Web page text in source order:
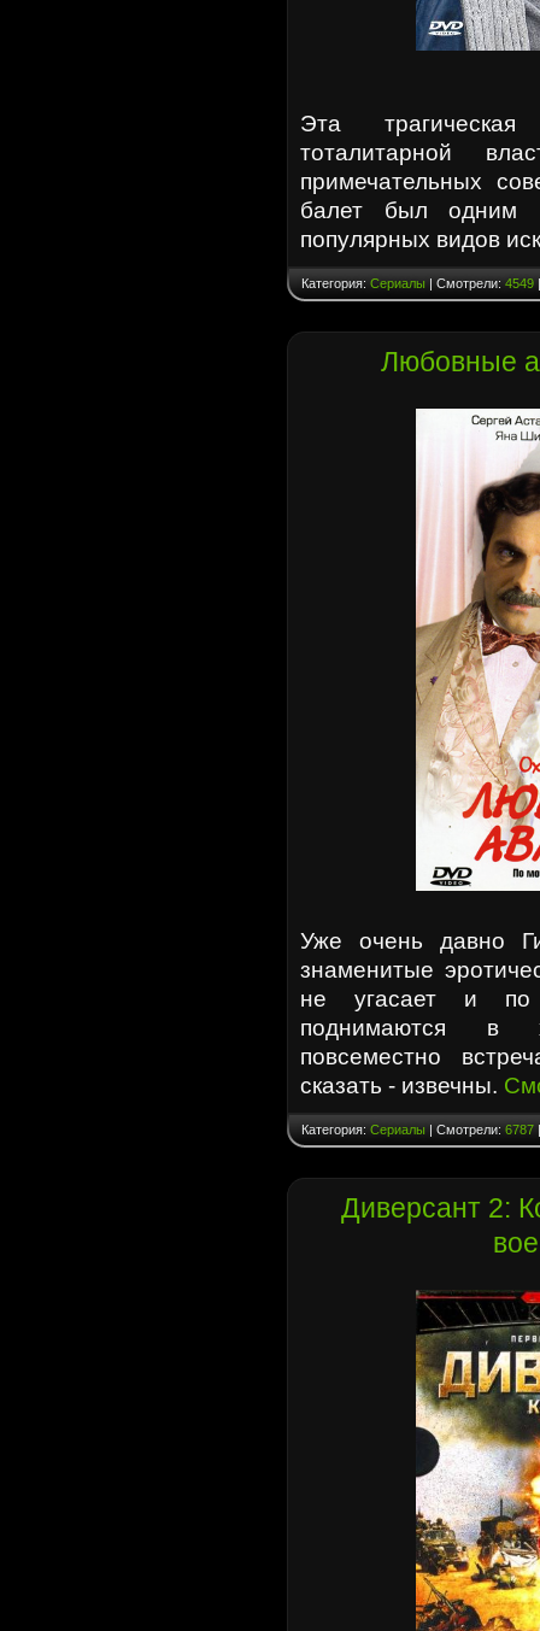
Эта
тоталитарной
примечательных
балет был одним
популярных видов
Категория: Сериалы | Смотрели: 4549
Любовные
Уже очень давно
знаменитые
не угасает и
поднимаются в
повсеместно
сказать - извечны.
Категория: Сериалы | Смотрели: 6787
Диверсант 2: